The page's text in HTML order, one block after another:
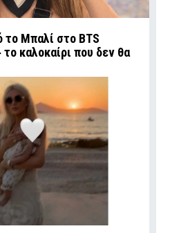
Μπαλί στο BTS
καλοκαίρι που δεν θα